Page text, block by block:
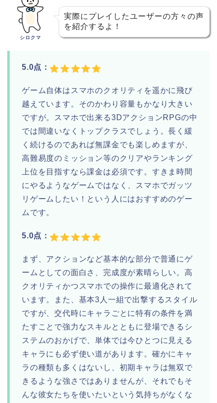
シロクマ
実際にプレイしたユーザーの方々の声
を紹介するよ！
5.0点：
ゲーム自体はスマホのクオリティを遥かに飛び
越えています。そのかわり容量もかなり大きい
ですが。スマホで出来る3DアクションRPGの中
では間違いなくトップクラスでしょう。長く緩
く続けるのであれば無課金でも楽しめますが、
高難易度のミッション等のクリアやランキング
上位を目指すなら課金は必須です。すきま時間
にやるようなゲームではなく、スマホでガッツ
リゲームしたい！という人にはおすすめのゲー
ムです。
5.0点：
まず、アクションなど基本的な部分で普通にゲ
ームとしての面白さ、完成度が素晴らしい。高
クオリティかつスマホでの操作に最適化されて
います。また、基本3人一組で出撃するスタイル
ですが、交代時にキャラごとに特有の条件を満
たすことで強力なスキルとともに登場できるシ
ステムのおかげで、単体では今ひとつに見える
キャラにも必ず使い道があります。確かにキャ
ラの種類も多くはないし、初期キャラは無双で
きるような強さではありませんが、それでもそ
んな彼女たちを使いたいという気持ちがなくな